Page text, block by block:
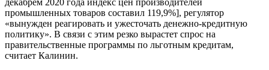
декабрем 2020 года индекс цен производителей
промышленных товаров составил 119,9%], регулятор
«вынужден реагировать и ужесточать денежно-кредитную
политику». В связи с этим резко вырастет спрос на
правительственные программы по льготным кредитам,
считает Калинин.